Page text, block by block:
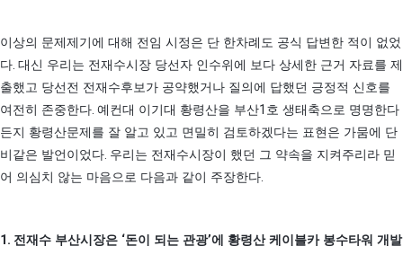
이상의 문제제기에 대해 전임 시정은 단 한차례도 공식 답변한 적이 없었
다 대신 우리는 전재수시장 당선자 인수위에 보다 상세한 근거 자료를 제
출했고 당선전 전재수후보가 공약했거나 질의에 답했던 긍정적 신호를
여전히 존중한다 예컨대 이기대 황령산을 부산1 호 생태축으로 명명한다
든지 황령산문제를 잘 알고 있고 면밀히 검토하겠다는 표현은 가뭄에 단
비같은 발언이었다 우리는 전재수시장이 했던 그 약속을 지켜주리라 믿
어 의심치 않는 마음으로 다음과 같이 주장한다
1. 전재수 부산시장은 ‘돈이 되는 관광’에 황령산 케이블카 봉수타워 개발